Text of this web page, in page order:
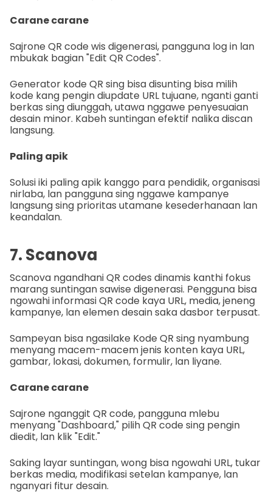
Carane carane
Sajrone QR code wis digenerasi, pangguna log in lan
mbukak bagian "Edit QR Codes".
Generator kode QR sing bisa disunting bisa milih
kode kang pengin diupdate URL tujuane, nganti ganti
berkas sing diunggah, utawa nggawe penyesuaian
desain minor. Kabeh suntingan efektif nalika discan
langsung.
Paling apik
Solusi iki paling apik kanggo para pendidik, organisasi
nirlaba, lan pangguna sing nggawe kampanye
langsung sing prioritas utamane kesederhanaan lan
keandalan.
7. Scanova
Scanova ngandhani QR codes dinamis kanthi fokus
marang suntingan sawise digenerasi. Pengguna bisa
ngowahi informasi QR code kaya URL, media, jeneng
kampanye, lan elemen desain saka dasbor terpusat.
Sampeyan bisa ngasilake Kode QR sing nyambung
menyang macem-macem jenis konten kaya URL,
gambar, lokasi, dokumen, formulir, lan liyane.
Carane carane
Sajrone nganggit QR code, pangguna mlebu
menyang "Dashboard," pilih QR code sing pengin
diedit, lan klik "Edit."
Saking layar suntingan, wong bisa ngowahi URL, tukar
berkas media, modifikasi setelan kampanye, lan
nganyari fitur desain.